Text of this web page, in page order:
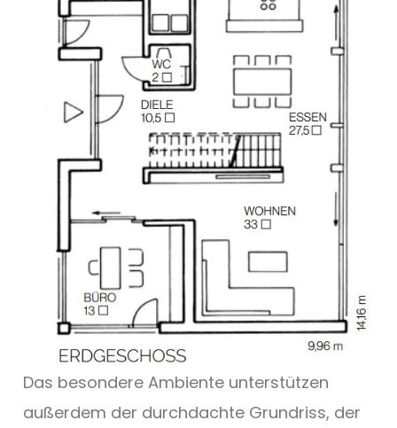
Das besondere Ambiente unterstützen
außerdem der durchdachte Grundriss, der